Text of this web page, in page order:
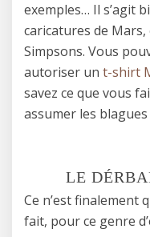
exemples… Il s’agit
caricatures de
Simpsons. Vous
autoriser un t-shirt
savez ce que vous
assumer les blagues
LE
Ce n’est finalement
fait, pour ce genre